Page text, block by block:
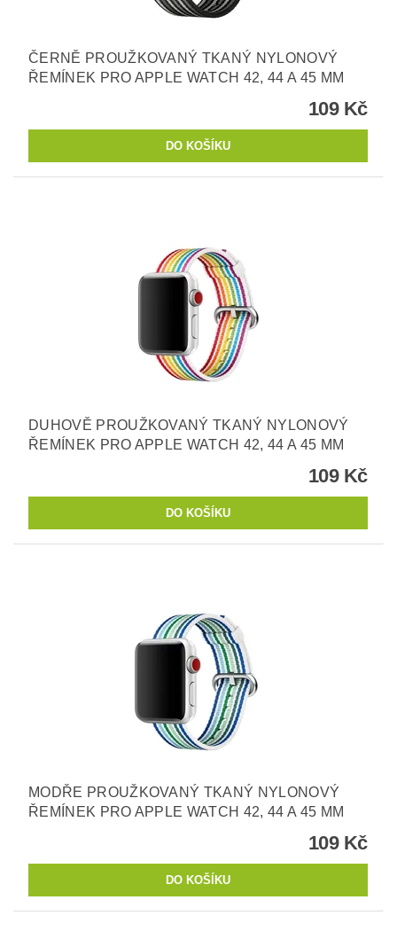
ČERNĚ PROUŽKOVANÝ TKANÝ NYLONOVÝ
ŘEMÍNEK PRO APPLE WATCH 42, 44 A 45 MM
109 Kč
DUHOVĚ PROUŽKOVANÝ TKANÝ NYLONOVÝ
ŘEMÍNEK PRO APPLE WATCH 42, 44 A 45 MM
109 Kč
MODŘE PROUŽKOVANÝ TKANÝ NYLONOVÝ
ŘEMÍNEK PRO APPLE WATCH 42, 44 A 45 MM
109 Kč